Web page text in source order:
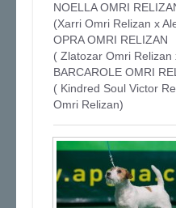
NOELLA OMRI
(Xarri Omri Relizan x
OPRA OMRI RELIZAN
( Zlatozar Omri
BARCAROLE OMRI
( Kindred Soul Victor
Omri Relizan)